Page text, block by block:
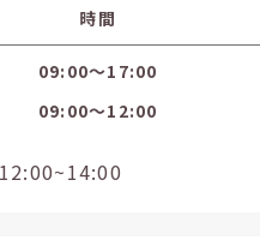
時間
09:00〜17:00
09:00〜12:00